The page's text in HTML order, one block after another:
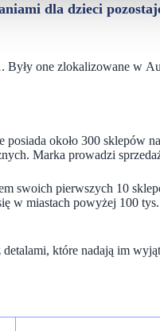
dla dzieci
Były one zlokalizowane w
około 300 sklepów
Marka prowadzi
swoich pierwszych 10
w miastach powyżej 100
które nadają im